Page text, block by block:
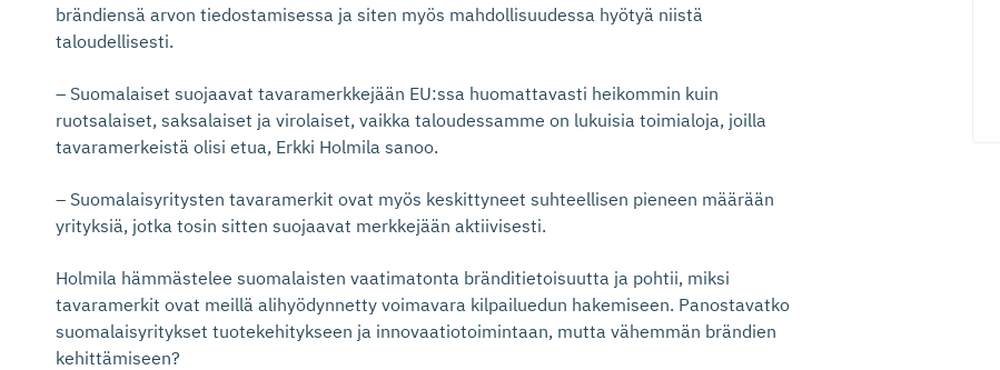
brändiensä arvon tiedostamisessa ja siten myös mahdollisuudessa hyötyä niistä
taloudellisesti.
– Suomalaiset suojaavat tavaramerkkejään EU:ssa huomattavasti heikommin kuin
ruotsalaiset, saksalaiset ja virolaiset, vaikka taloudessamme on lukuisia toimialoja, joilla
tavaramerkeistä olisi etua, Erkki Holmila sanoo.
– Suomalaisyritysten tavaramerkit ovat myös keskittyneet suhteellisen pieneen määrään
yrityksiä, jotka tosin sitten suojaavat merkkejään aktiivisesti.
Holmila hämmästelee suomalaisten vaatimatonta bränditietoisuutta ja pohtii, miksi
tavaramerkit ovat meillä alihyödynnetty voimavara kilpailuedun hakemiseen. Panostavatko
suomalaisyritykset tuotekehitykseen ja innovaatiotoimintaan, mutta vähemmän brändien
kehittämiseen?